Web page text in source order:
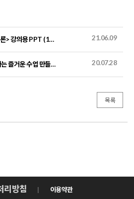
<지역사회복지론> 강의용 PPT (1~14장 전체, 6/14일자 업데이트) 21.06.09
<학생이 질문하는 즐거운 수업 만들기> (중등활동편) 활동지 파일 20.07.28
목록
리방침 이용약관